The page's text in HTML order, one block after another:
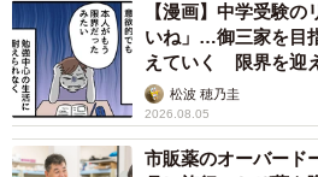
【漫画】中学受験
いね」…御三家を目
えていく 限界を迎
松波 穂乃圭
2026.08.05
市販薬のオーバード